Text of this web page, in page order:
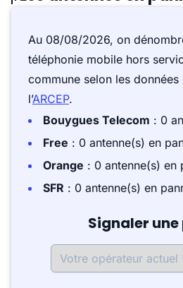
Au 08/08/2026, on
téléphonie mobile hors
commune selon les
l’ARCEP.
Bouygues Telecom : 0
Free : 0 antenne(s) en
Orange : 0 antenne(s) en
SFR : 0 antenne(s) en
Signaler